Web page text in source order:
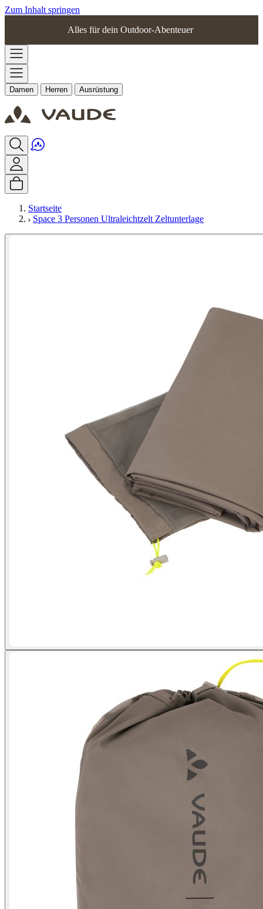
Zum Inhalt springen
Alles für dein Outdoor-Abenteuer
Damen Herren Ausrüstung
Startseite
Space 3 Personen Ultraleichtzelt Zeltunterlage